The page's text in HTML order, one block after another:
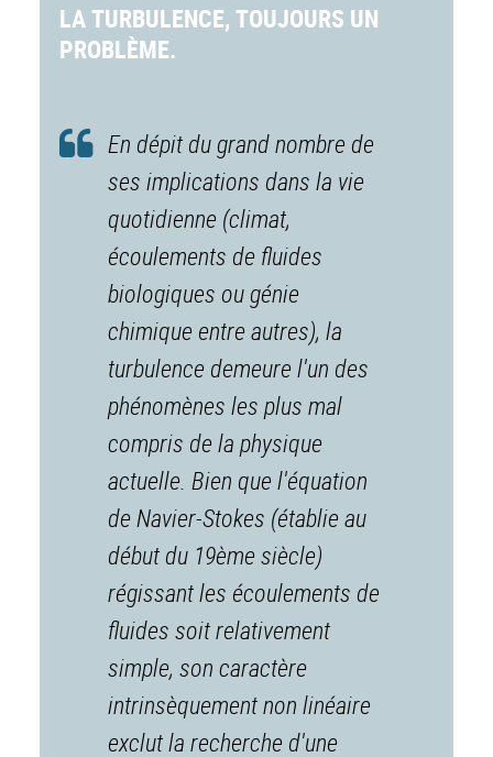
LA TURBULENCE, TOUJOURS UN
PROBLÈME.
En dépit du grand nombre de
ses implications dans la vie
quotidienne (climat,
écoulements de fluides
biologiques ou génie
chimique entre autres), la
turbulence demeure l'un des
phénomènes les plus mal
compris de la physique
actuelle. Bien que l'équation
de Navier-Stokes (établie au
début du 19ème siècle)
régissant les écoulements de
fluides soit relativement
simple, son caractère
intrinsèquement non linéaire
exclut la recherche d'une